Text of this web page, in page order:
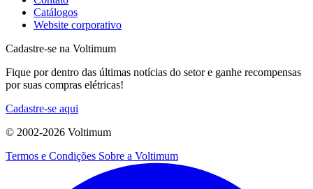
Catálogos
Website corporativo
Cadastre-se na Voltimum
Fique por dentro das últimas notícias do setor e ganhe recompensas
por suas compras elétricas!
Cadastre-se aqui
© 2002-2026 Voltimum
Termos e Condições Sobre a Voltimum